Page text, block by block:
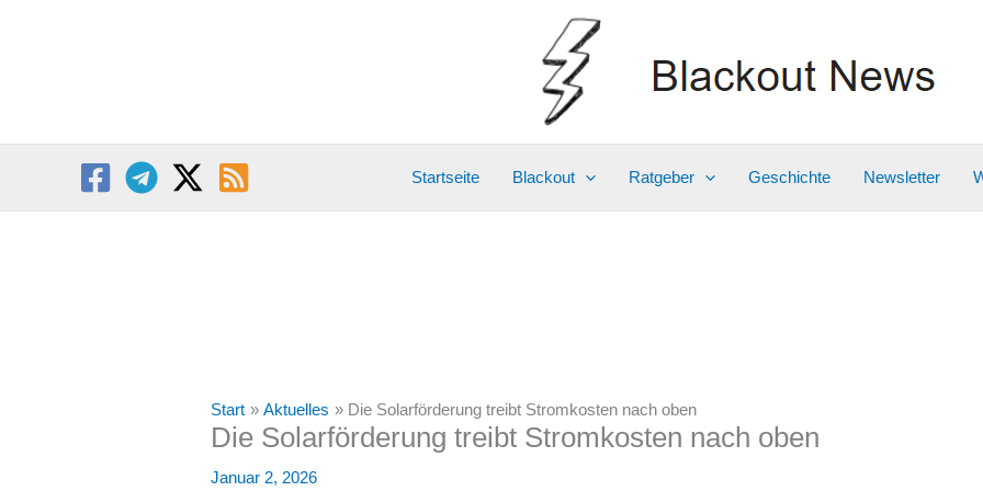
Startseite Blackout Ratgeber Geschichte Newsletter
Start Aktuelles Die Solarförderung treibt Stromkosten nach oben
Die Solarförderung treibt Stromkosten nach oben
Januar 2, 2026